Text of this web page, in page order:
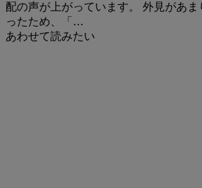
配の声が上がっています。 外見があま
ったため、「…
あわせて読みたい